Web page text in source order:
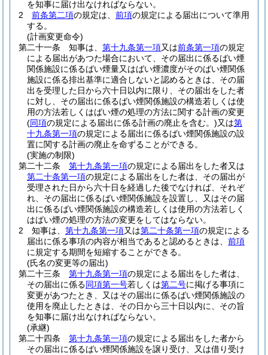
を知事に届け出なければならない。
2
前条第二項の規定は、 前項の規定による届出について準用
する。
(計画変更命令)
第二十一条
知事は、 第十九条第一項又は前条第一項の規定
による届出があつた場合において、その届出に係るばい煙
関係施設に係るばい煙量又はばい煙濃度がそのばい煙関係
施設に係る排出基準に適合しないと認めるときは、その届
出を受理した日から六十日以内に限り、その届出をした者
に対し、その届出に係るばい煙関係施設の構造若しくは使
用の方法若しくはばい煙の処理の方法に関する計画の変更
(同項の規定による届出に係る計画の廃止を含む。)又は第
十九条第一項の規定による届出に係るばい煙関係施設の設
置に関する計画の廃止を命ずることができる。
(実施の制限)
第二十二条
第十九条第一項の規定による届出をした者又は
第二十条第一項の規定による届出をした者は、その届出が
受理された日から六十日を経過した後でなければ、それぞ
れ、その届出に係るばい煙関係施設を設置し、又はその届
出に係るばい煙関係施設の構造若しくは使用の方法若しく
はばい煙の処理の方法の変更をしてはならない。
2
知事は、 第十九条第一項又は第二十条第一項の規定による
届出に係る事項の内容が相当であると認めるときは、 前項
に規定する期間を短縮することができる。
(氏名の変更等の届出)
第二十三条
第十九条第一項の規定による届出をした者は、
その届出に係る同項第一号若しくは第二号に掲げる事項に
変更があつたとき、又はその届出に係るばい煙関係施設の
使用を廃止したときは、その日から三十日以内に、その旨
を知事に届け出なければならない。
(承継)
第二十四条
第十九条第一項の規定による届出をした者から
その届出に係るばい煙関係施設を譲り受け、又は借り受け